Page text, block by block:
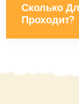
Сколько
Проходит?